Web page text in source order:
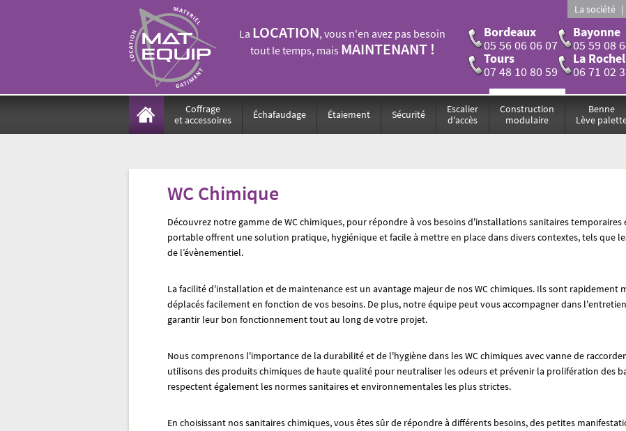
La société
La LOCATION, vous n'en avez pas besoin
tout le temps, mais MAINTENANT !
Bordeaux
05 56 06 06 07
Bayonne
05 59 08
Tours
07 48 10 80 59
La
06 71 02
Coffrage
et accessoires
Échafaudage Étaiement Sécurité
Escalier
d'accès
Construction
modulaire
Benne
Lève
WC Chimique
Découvrez notre gamme de WC chimiques, pour répondre à vos besoins d'installations sanitaires temporaires
portable offrent une solution pratique, hygiénique et facile à mettre en place dans divers contextes, tels que
de l’évènementiel.
La facilité d'installation et de maintenance est un avantage majeur de nos WC chimiques. Ils sont rapidement
déplacés facilement en fonction de vos besoins. De plus, notre équipe peut vous accompagner dans
garantir leur bon fonctionnement tout au long de votre projet.
Nous comprenons l'importance de la durabilité et de l'hygiène dans les WC chimiques avec vanne de
utilisons des produits chimiques de haute qualité pour neutraliser les odeurs et prévenir la prolifération des
respectent également les normes sanitaires et environnementales les plus strictes.
En choisissant nos sanitaires chimiques, vous êtes sûr de répondre à différents besoins, des petites